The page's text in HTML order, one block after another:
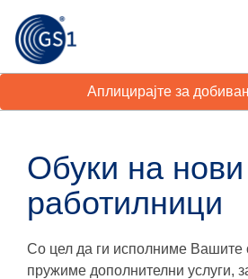
Аплицирајте за
Обуки на
работилници
Со цел да ги исполниме Вашите
пружиме дополнителни услуги,